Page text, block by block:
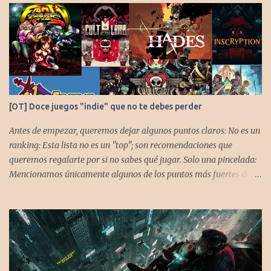
[OT] Doce juegos "indie" que no te debes perder
Antes de empezar, queremos dejar algunos puntos claros: No es un
ranking: Esta lista no es un "top"; son recomendaciones que
queremos regalarte por si no sabes qué jugar. Solo una pincelada:
Mencionamos únicamente algunos de los puntos más fuertes de
asegurar que, al menos uno, se adapte a tus gustos. Si te gusta este
tipo de contenido, háznoslo saber para crear nuevas entradas con
otros doce juegos imprescindibles. Cuphead En la mente de los dos
hermanos desarrolladores, la idea de fusionar el arte de las